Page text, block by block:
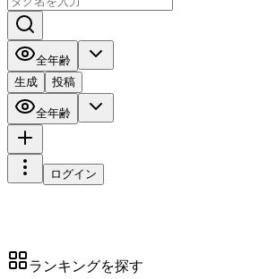
全年齢
生成
投稿
全年齢
ログイン
ランキングを探す